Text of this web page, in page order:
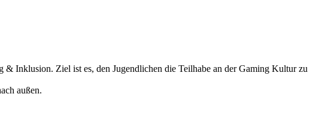
Inklusion. Ziel ist es, den Jugendlichen die Teilhabe an der Gaming Kultur zu
außen.